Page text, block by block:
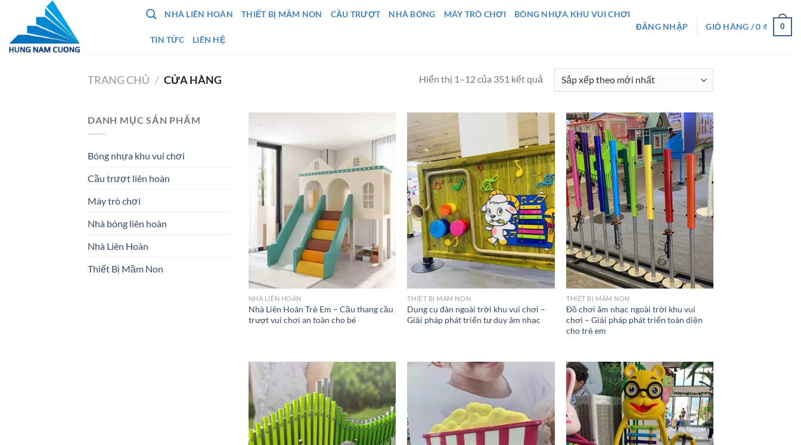
dung
NHÀ LIÊN HOÀN THIẾT BỊ MẦM NON CẦU TRƯỢT NHÀ BÓNG MÁY TRÒ CHƠI BÓNG NHỰA KHU VUI CHƠI
TIN TỨC LIÊN HỆ
ĐĂNG NHẬP GIỎ HÀNG /0 ₫ 0
TRANG CHỦ / CỬA HÀNG Hiển thị 1–12 của 351 kết quả
DANH MỤC SẢN PHẨM
Bóng nhựa khu vui chơi
Cầu trượt liên hoàn
Máy trò chơi
Nhà bóng liên hoàn
Nhà Liên Hoàn
Thiết Bị Mầm Non
NHÀ LIÊN HOÀN
Nhà Liên Hoàn Trẻ Em – Cầu thang cầu
trượt vui chơi an toàn cho bé
THIẾT BỊ MẦM NON
Dụng cụ đàn ngoài trời khu vui chơi –
Giải pháp phát triển tư duy âm nhạc
THIẾT BỊ MẦM NON
Đồ chơi âm nhạc ngoài trời khu vui
chơi – Giải pháp phát triển toàn diện
cho trẻ em